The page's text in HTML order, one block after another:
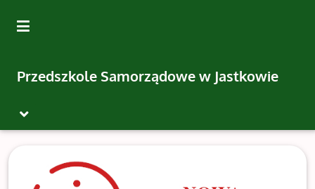
Przejdź do treści głównej
Przedszkole Samorządowe w Jastkowie
AKTUALNOŚCI